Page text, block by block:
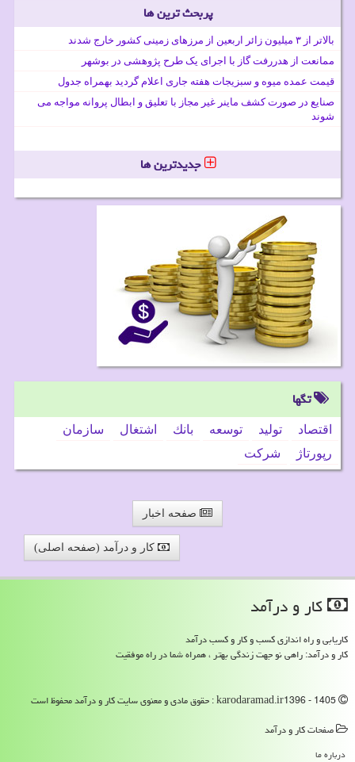
پربحث ترین ها
بالاتر از ۳ میلیون زائر اربعین از مرزهای زمینی کشور خارج شدند
ممانعت از هدررفت گاز با اجرای یک طرح پژوهشی در بوشهر
قیمت عمده میوه و سبزیجات هفته جاری اعلام گردید بهمراه جدول
صنایع در صورت کشف ماینر غیر مجاز با تعلیق و ابطال پروانه مواجه می
شوند
جدیدترین ها
تگها
اقتصاد تولید توسعه بانك اشتغال
سازمان
رپورتاژ
شركت
صفحه اخبار
کار و درآمد (صفحه اصلی)
كار و درآمد
کاریابی و راه اندازی کسب و کار و کسب درآمد
کار و درآمد: راهی نو جهت زندگی بهتر ، همراه شما در راه موفقیت
صفحات كار و درآمد
درباره ما